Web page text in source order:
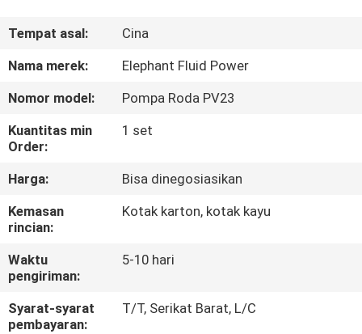
TENTANG
KAMI
TUR
PABRIK
KONTROL
KUALITAS
HUBUNGI
KAMI
Tempat asal:
Cina
Nama merek:
Elephant Fluid Power
Nomor model:
Pompa Roda PV23
Kuantitas min
Order:
1 set
Harga:
Bisa dinegosiasikan
Kemasan
rincian:
Kotak karton, kotak kayu
Waktu
pengiriman:
5-10 hari
Syarat-syarat
pembayaran:
T/T, Serikat Barat, L/C